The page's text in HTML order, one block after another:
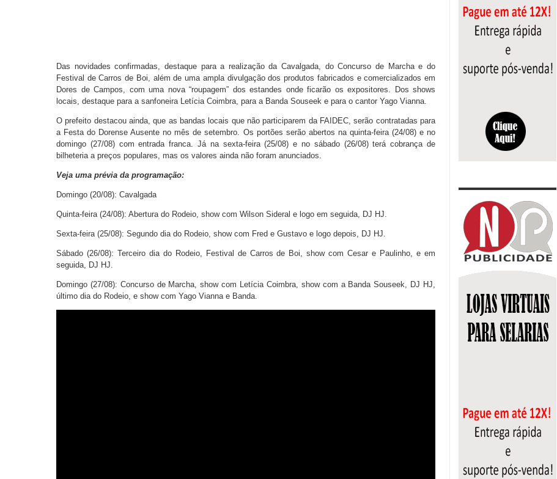
Das novidades confirmadas, destaque para a realização da Cavalgada, do Concurso de Marcha e do
Festival de Carros de Boi, além de uma ampla divulgação dos produtos fabricados e comercializados em
Dores de Campos, com uma nova “roupagem” dos estandes onde ficarão os expositores. Dos shows
locais, destaque para a sanfoneira Letícia Coimbra, para a Banda Souseek e para o cantor Yago Vianna.
O prefeito destacou ainda, que as bandas locais que não participarem da FAIDEC, serão contratadas para
a Festa do Dorense Ausente no mês de setembro. Os portões serão abertos na quinta-feira (24/08) e no
domingo (27/08) com entrada franca. Já na sexta-feira (25/08) e no sábado (26/08) terá cobrança de
bilheteria a preços populares, mas os valores ainda não foram anunciados.
Veja uma prévia da programação:
Domingo (20/08): Cavalgada
Quinta-feira (24/08): Abertura do Rodeio, show com Wilson Sideral e logo em seguida, DJ HJ.
Sexta-feira (25/08): Segundo dia do Rodeio, show com Fred e Gustavo e logo depois, DJ HJ.
Sábado (26/08): Terceiro dia do Rodeio, Festival de Carros de Boi, show com Cesar e Paulinho, e em
seguida, DJ HJ.
Domingo (27/08): Concurso de Marcha, show com Letícia Coimbra, show com a Banda Souseek, DJ HJ,
último dia do Rodeio, e show com Yago Vianna e Banda.